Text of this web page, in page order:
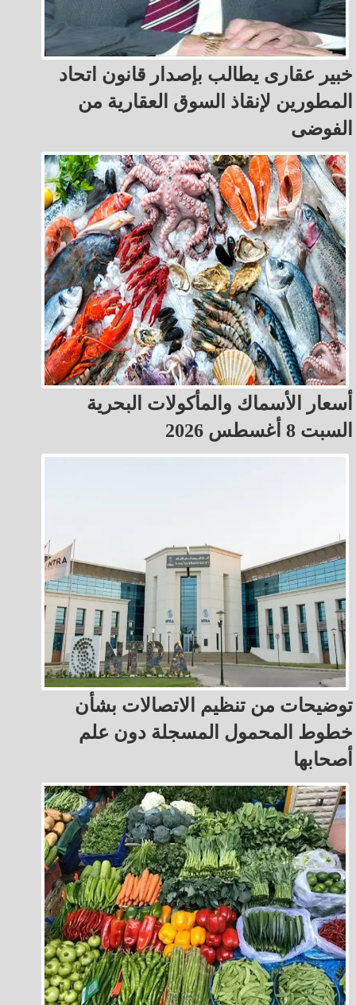
خبير عقارى يطالب بإصدار قانون اتحاد
المطورين لإنقاذ السوق العقارية من
الفوضى
أسعار الأسماك والمأكولات البحرية
السبت 8 أغسطس 2026
توضيحات من تنظيم الاتصالات بشأن
خطوط المحمول المسجلة دون علم
أصحابها